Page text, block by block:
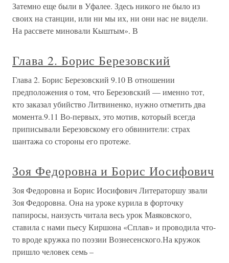
Затемно еще были в Уфалее. Здесь никого не было из
своих на станции, или ни мы их, ни они нас не видели.
На рассвете миновали Кыштым». В
Глава 2. Борис Березовский
Глава 2. Борис Березовский 9.10 В отношении
предположения о том, что Березовский — именно тот,
кто заказал убийство Литвиненко, нужно отметить два
момента.9.11 Во-первых, это мотив, который всегда
приписывали Березовскому его обвинители: страх
шантажа со стороны его протеже.
Зоя Федоровна и Борис Иосифович
Зоя Федоровна и Борис Иосифович Литераторшу звали
Зоя Федоровна. Она на уроке курила в форточку
папиросы, наизусть читала весь урок Маяковского,
ставила с нами пьесу Киршона «Сплав» и проводила что-
то вроде кружка по поэзии Вознесенского.На кружок
пришло человек семь –